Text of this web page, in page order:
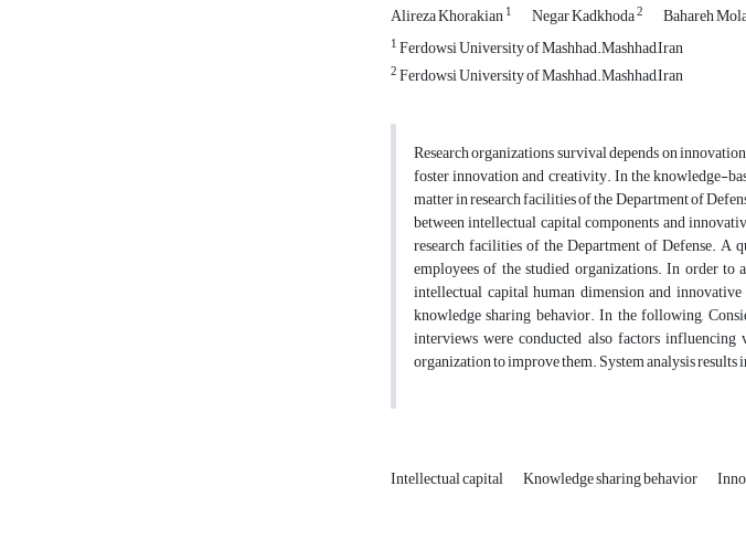
Alireza Khorakian1 Negar Kadkhoda2 Bahareh
1Ferdowsi University of Mashhad.Mashhad,Iran
2Ferdowsi University of Mashhad.Mashhad,Iran
Research organizations survival depends on
foster innovation and creativity. In the knowledge-
matter in research facilities of the Department of
between intellectual capital components and
research facilities of the Department of Defense. A
employees of the studied organizations. In order to
intellectual capital human dimension and
knowledge sharing behavior. In the following,
interviews were conducted also factors
organization to improve them. System analysis
Intellectual capital Knowledge sharing behavior